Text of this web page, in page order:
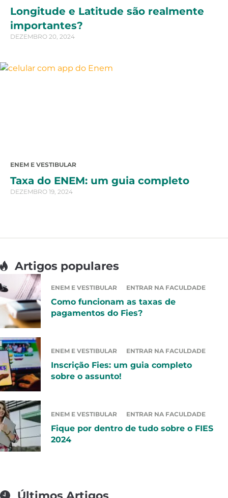
Longitude e Latitude são realmente
importantes?
DEZEMBRO 20, 2024
ENEM E VESTIBULAR
Taxa do ENEM: um guia completo
DEZEMBRO 19, 2024
Artigos populares
ENEM E VESTIBULAR ENTRAR NA FACULDADE
Como funcionam as taxas de
pagamentos do Fies?
ENEM E VESTIBULAR ENTRAR NA FACULDADE
Inscrição Fies: um guia completo
sobre o assunto!
ENEM E VESTIBULAR ENTRAR NA FACULDADE
Fique por dentro de tudo sobre o FIES
2024